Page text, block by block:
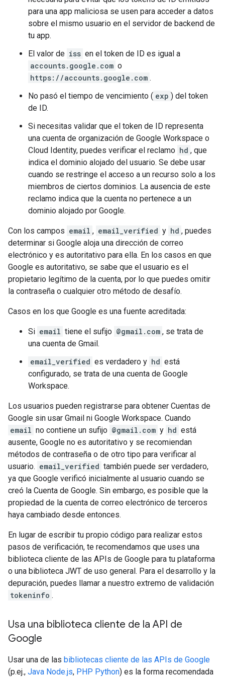
para una app maliciosa se usen para acceder a datos
sobre el mismo usuario en el servidor de backend de
tu app.
El valor de iss en el token de ID es igual a
accounts.google.com o
https://accounts.google.com .
No pasó el tiempo de vencimiento ( exp ) del token
de ID.
Si necesitas validar que el token de ID representa
una cuenta de organización de Google Workspace o
Cloud Identity, puedes verificar el reclamo hd , que
indica el dominio alojado del usuario. Se debe usar
cuando se restringe el acceso a un recurso solo a los
miembros de ciertos dominios. La ausencia de este
reclamo indica que la cuenta no pertenece a un
dominio alojado por Google.
Con los campos email , email_verified y hd , puedes
determinar si Google aloja una dirección de correo
electrónico y es autoritativo para ella. En los casos en que
Google es autoritativo, se sabe que el usuario es el
propietario legítimo de la cuenta, por lo que puedes omitir
la contraseña o cualquier otro método de desafío.
Casos en los que Google es una fuente acreditada:
Si email tiene el sufijo @gmail.com , se trata de
una cuenta de Gmail.
email_verified es verdadero y hd está
configurado, se trata de una cuenta de Google
Workspace.
Los usuarios pueden registrarse para obtener Cuentas de
Google sin usar Gmail ni Google Workspace. Cuando
email no contiene un sufijo @gmail.com y hd está
ausente, Google no es autoritativo y se recomiendan
métodos de contraseña o de otro tipo para verificar al
usuario. email_verified también puede ser verdadero,
ya que Google verificó inicialmente al usuario cuando se
creó la Cuenta de Google. Sin embargo, es posible que la
propiedad de la cuenta de correo electrónico de terceros
haya cambiado desde entonces.
En lugar de escribir tu propio código para realizar estos
pasos de verificación, te recomendamos que uses una
biblioteca cliente de las APIs de Google para tu plataforma
o una biblioteca JWT de uso general. Para el desarrollo y la
depuración, puedes llamar a nuestro extremo de validación
tokeninfo .
Usa una biblioteca cliente de la API de
Google
Usar una de las bibliotecas cliente de las APIs de Google
(p.ej., Java Node.js, PHP Python) es la forma recomendada